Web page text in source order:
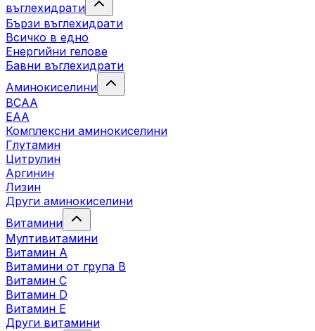
въглехидрати
Бързи въглехидрати
Всичко в едно
Енергийни гелове
Бавни въглехидрати
Аминокиселини
BCAA
EAA
Комплексни аминокиселини
Глутамин
Цитрулин
Аргинин
Лизин
Други аминокиселини
Витамини
Мултивитамини
Витамин А
Витамини от група B
Витамин C
Витамин D
Витамин E
Други витамини